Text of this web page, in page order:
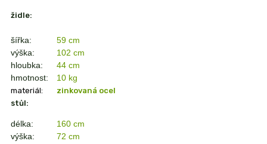
židle:
šířka:
59 cm
výška:
102 cm
hloubka:
44 cm
hmotnost:
10 kg
materiál:
zinkovaná ocel
stůl:
délka:
160 cm
výška:
72 cm